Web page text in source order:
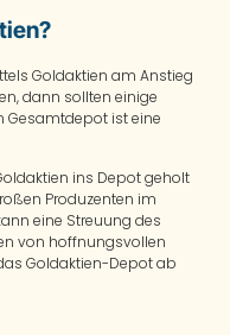
Goldaktien am Anstieg
dann sollten einige
Gesamtdepot ist eine
ins Depot geholt
Produzenten im
eine Streuung des
von hoffnungsvollen
Goldaktien-Depot ab